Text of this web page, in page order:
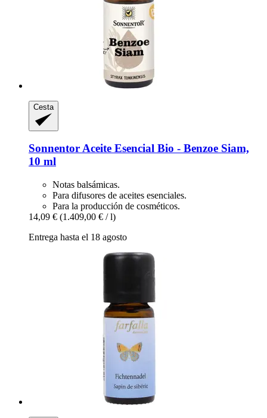
Cesta
SonnentorAceite Esencial Bio -​ Benzoe Siam,
10 ml
Notas balsámicas.
Para difusores de aceites esenciales.
Para la producción de cosméticos.
14,09 € (1.409,00 € / l)
Entrega hasta el 18 agosto